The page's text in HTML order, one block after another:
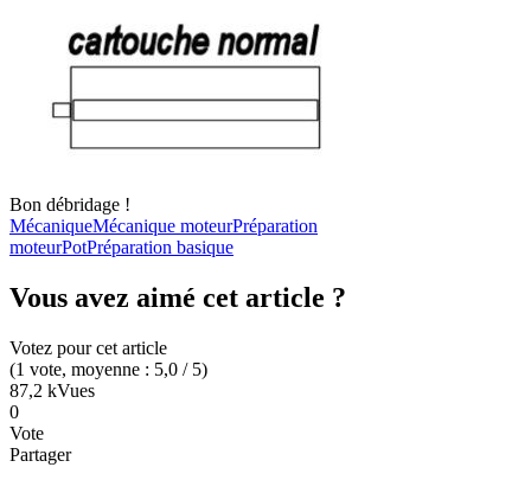
Bon débridage !
MécaniqueMécanique moteurPréparation
moteurPotPréparation basique
Vous avez aimé cet article ?
Votez pour cet article
(1 vote, moyenne : 5,0 / 5)
87,2 kVues
0
Vote
Partager